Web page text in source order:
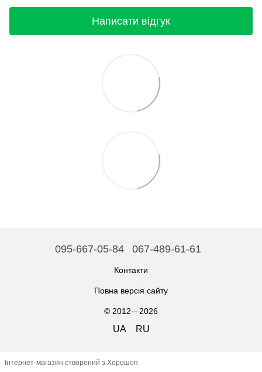
Написати відгук
095-667-05-84 067-489-61-61
Контакти
Повна версія сайту
© 2012—2026
UA RU
Інтернет-магазин створений з Хорошоп